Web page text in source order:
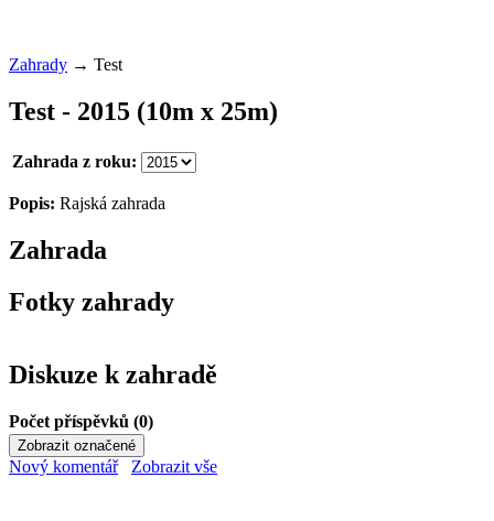
Zahrady → Test
Test - 2015 (10m x 25m)
Zahrada z roku:
Popis: Rajská zahrada
Zahrada
Fotky zahrady
Diskuze k zahradě
Počet příspěvků (0)
Nový komentář Zobrazit vše